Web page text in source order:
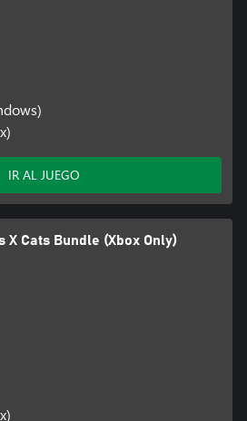
IR AL JUEGO
X Cats Bundle (Xbox Only)